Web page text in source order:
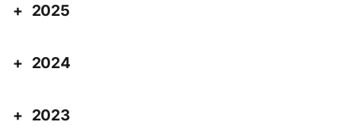
2025
2024
2023